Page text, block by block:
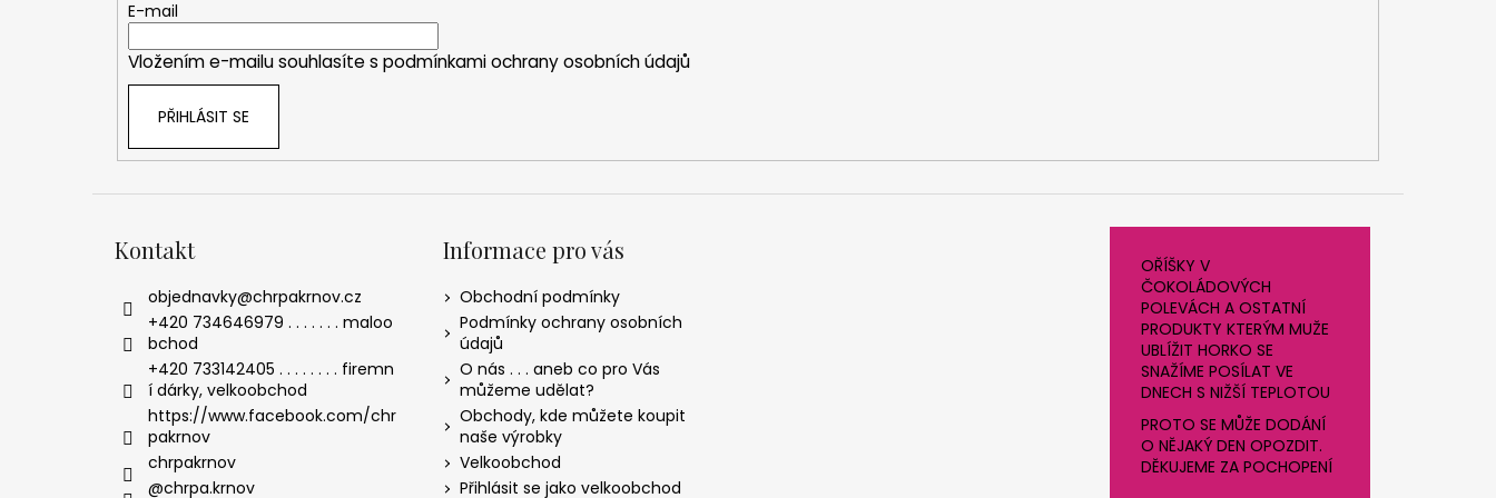
E-mail
Vložením e-mailu souhlasíte s podmínkami ochrany osobních údajů
PŘIHLÁSIT SE
Kontakt
objednavky@chrpakrnov.cz
+420 734646979 . . . . . . . maloo
bchod
+420 733142405 . . . . . . . . firemn
í dárky, velkoobchod
https://www.facebook.com/chr
pakrnov
chrpakrnov
@chrpa.krnov
Informace pro vás
Obchodní podmínky
Podmínky ochrany osobních
údajů
O nás . . . aneb co pro Vás
můžeme udělat?
Obchody, kde můžete koupit
naše výrobky
Velkoobchod
Přihlásit se jako velkoobchod
OŘÍŠKY V
ČOKOLÁDOVÝCH
POLEVÁCH A OSTATNÍ
PRODUKTY KTERÝM MUŽE
UBLÍŽIT HORKO SE
SNAŽÍME POSÍLAT VE
DNECH S NIŽŠÍ TEPLOTOU
PROTO SE MŮŽE DODÁNÍ
O NĚJAKÝ DEN OPOZDIT.
DĚKUJEME ZA POCHOPENÍ